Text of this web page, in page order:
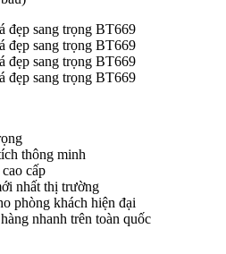
thông minh
cấp
nhất thị trường
phòng khách hiện đại
nhanh trên toàn quốc